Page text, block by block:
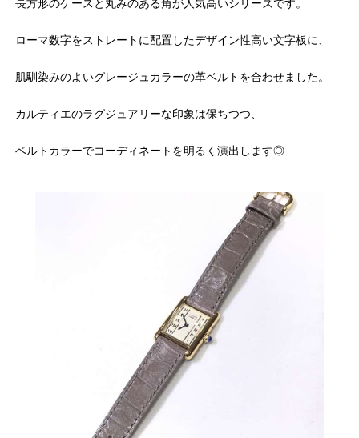
長方形のケースと丸みのある角が人気高いシリーズです。
ローマ数字をストレートに配置したデザイン性高い文字板に、
肌馴染みのよいグレージュカラーの革ベルトを合わせました。
カルティエのラグジュアリーな印象は保ちつつ、
ベルトカラーでコーディネートを明るく演出します◎